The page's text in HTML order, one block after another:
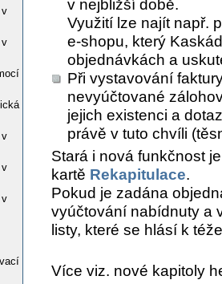
v
v
v
v
v
v nejbližší době.
Využití lze najít např.
e-shopu, který
objednávkách a
Při vystavování
nevyúčtované
jejich existenci a
právě v tuto chvíli
Stará i nová funkčnost
kartě Rekapitulace.
Pokud je zadána
vyúčtování nabídnuty a
listy, které se hlásí k
Více viz. nové kapitoly